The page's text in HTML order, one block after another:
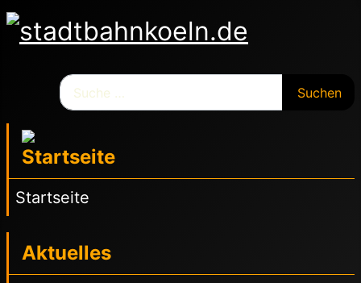
Suchen
Startseite
Aktuelles